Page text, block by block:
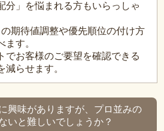
分」を悩まれる方もいらっしゃ
期待値調整や優先順位の付け方
ます。
でお客様のご要望を確認できる
減らせます。
興味がありますが、プロ並みの
いと難しいでしょうか？